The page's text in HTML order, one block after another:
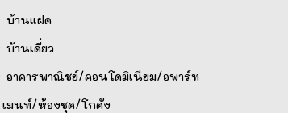
บ้านแฝด
บ้านเดี่ยว
อาคารพาณิชย์/คอนโดมิเนียม/อพาร์ท
เมนท์/ห้องชุด/โกดัง